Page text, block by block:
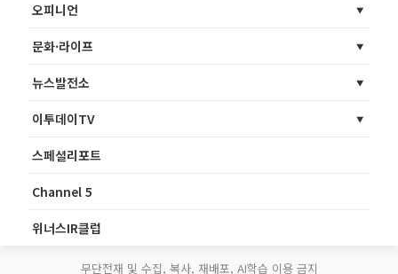
오피니언
문화·라이프
뉴스발전소
이투데이TV
스페셜리포트
Channel 5
위너스IR클럽
무단전재 및 수집, 복사, 재배포, AI학습 이용 금지